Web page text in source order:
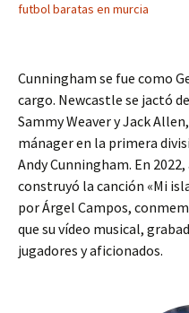
futbol baratas en murcia
Cunningham se fue como
cargo. Newcastle se jactó
Sammy Weaver y Jack
mánager en la primera
Andy Cunningham. En
construyó la canción «Mi
por Árgel Campos,
que su vídeo musical,
jugadores y aficionados.